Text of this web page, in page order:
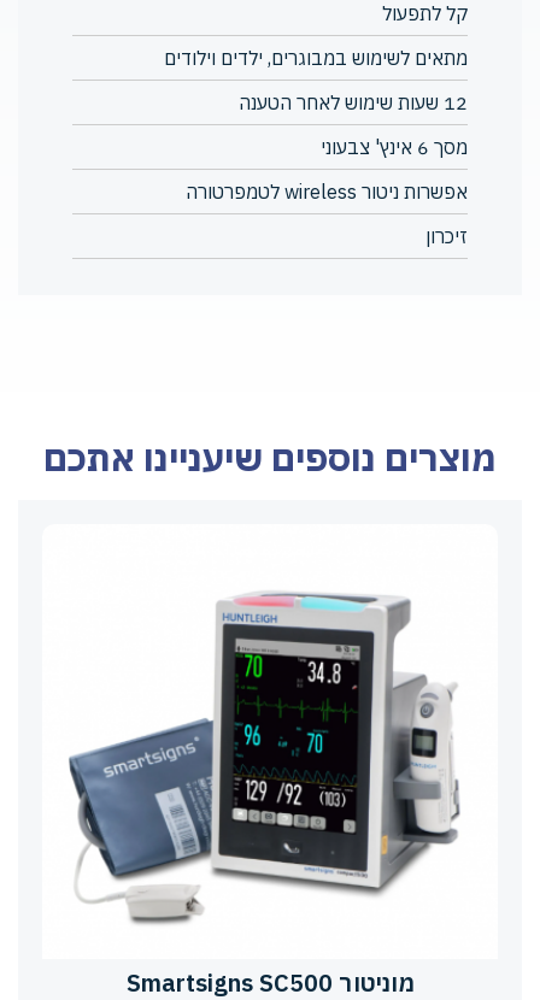
קל לתפעול
מתאים לשימוש במבוגרים, ילדים וילודים
12 שעות שימוש לאחר הטענה
מסך 6 אינץ' צבעוני
אפשרות ניטור wireless לטמפרטורה
זיכרון
מוצרים נוספים שיעניינו אתכם
מוניטור Smartsigns SC500